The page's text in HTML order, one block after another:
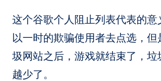
这个谷歌个人阻止列表代表的
以一时的欺骗使用者去点选，
圾网站之后，游戏就结束了，
越少了。